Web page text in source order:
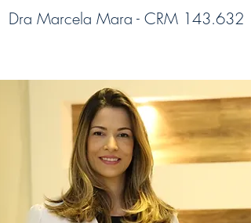
Dra Marcela Mara - CRM 143.632